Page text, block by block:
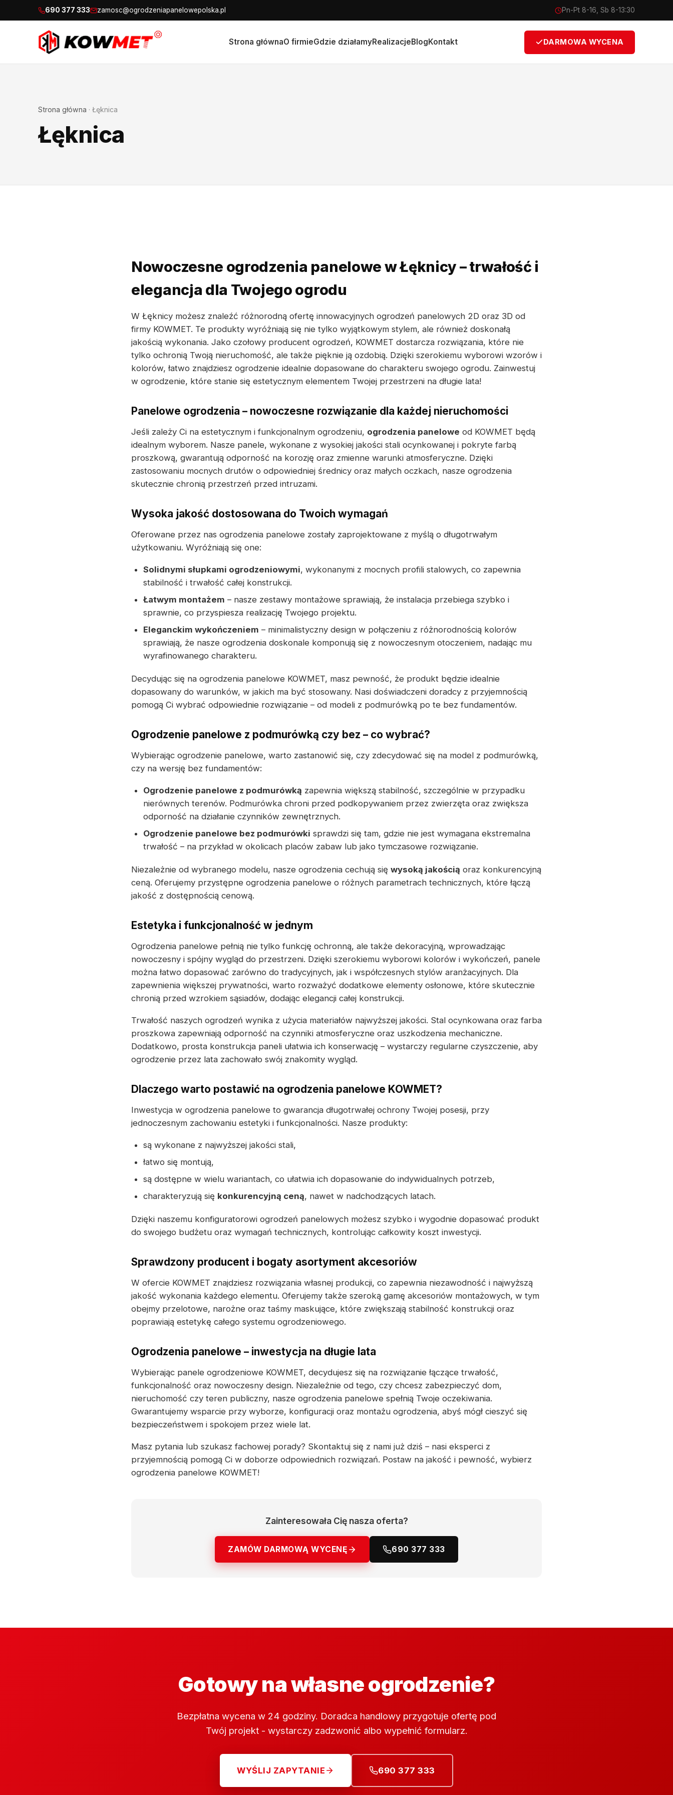
690 377 333 zamosc@ogrodzeniapanelowepolska.pl Pn-Pt 8-16, Sb 8-13:30
Strona głównaO firmieGdzie działamyRealizacjeBlogKontakt DARMOWA WYCENA
Strona główna · Łęknica
Łęknica
Nowoczesne ogrodzenia panelowe w Łęknicy – trwałość i
elegancja dla Twojego ogrodu
W Łęknicy możesz znaleźć różnorodną ofertę innowacyjnych ogrodzeń panelowych 2D oraz 3D od
firmy KOWMET. Te produkty wyróżniają się nie tylko wyjątkowym stylem, ale również doskonałą
jakością wykonania. Jako czołowy producent ogrodzeń, KOWMET dostarcza rozwiązania, które nie
tylko ochronią Twoją nieruchomość, ale także pięknie ją ozdobią. Dzięki szerokiemu wyborowi wzorów i
kolorów, łatwo znajdziesz ogrodzenie idealnie dopasowane do charakteru swojego ogrodu. Zainwestuj
w ogrodzenie, które stanie się estetycznym elementem Twojej przestrzeni na długie lata!
Panelowe ogrodzenia – nowoczesne rozwiązanie dla każdej nieruchomości
Jeśli zależy Ci na estetycznym i funkcjonalnym ogrodzeniu, ogrodzenia panelowe od KOWMET będą
idealnym wyborem. Nasze panele, wykonane z wysokiej jakości stali ocynkowanej i pokryte farbą
proszkową, gwarantują odporność na korozję oraz zmienne warunki atmosferyczne. Dzięki
zastosowaniu mocnych drutów o odpowiedniej średnicy oraz małych oczkach, nasze ogrodzenia
skutecznie chronią przestrzeń przed intruzami.
Wysoka jakość dostosowana do Twoich wymagań
Oferowane przez nas ogrodzenia panelowe zostały zaprojektowane z myślą o długotrwałym
użytkowaniu. Wyróżniają się one:
Solidnymi słupkami ogrodzeniowymi, wykonanymi z mocnych profili stalowych, co zapewnia
stabilność i trwałość całej konstrukcji.
Łatwym montażem – nasze zestawy montażowe sprawiają, że instalacja przebiega szybko i
sprawnie, co przyspiesza realizację Twojego projektu.
Eleganckim wykończeniem – minimalistyczny design w połączeniu z różnorodnością kolorów
sprawiają, że nasze ogrodzenia doskonale komponują się z nowoczesnym otoczeniem, nadając mu
wyrafinowanego charakteru.
Decydując się na ogrodzenia panelowe KOWMET, masz pewność, że produkt będzie idealnie
dopasowany do warunków, w jakich ma być stosowany. Nasi doświadczeni doradcy z przyjemnością
pomogą Ci wybrać odpowiednie rozwiązanie – od modeli z podmurówką po te bez fundamentów.
Ogrodzenie panelowe z podmurówką czy bez – co wybrać?
Wybierając ogrodzenie panelowe, warto zastanowić się, czy zdecydować się na model z podmurówką,
czy na wersję bez fundamentów:
Ogrodzenie panelowe z podmurówką zapewnia większą stabilność, szczególnie w przypadku
nierównych terenów. Podmurówka chroni przed podkopywaniem przez zwierzęta oraz zwiększa
odporność na działanie czynników zewnętrznych.
Ogrodzenie panelowe bez podmurówki sprawdzi się tam, gdzie nie jest wymagana ekstremalna
trwałość – na przykład w okolicach placów zabaw lub jako tymczasowe rozwiązanie.
Niezależnie od wybranego modelu, nasze ogrodzenia cechują się wysoką jakością oraz konkurencyjną
ceną. Oferujemy przystępne ogrodzenia panelowe o różnych parametrach technicznych, które łączą
jakość z dostępnością cenową.
Estetyka i funkcjonalność w jednym
Ogrodzenia panelowe pełnią nie tylko funkcję ochronną, ale także dekoracyjną, wprowadzając
nowoczesny i spójny wygląd do przestrzeni. Dzięki szerokiemu wyborowi kolorów i wykończeń, panele
można łatwo dopasować zarówno do tradycyjnych, jak i współczesnych stylów aranżacyjnych. Dla
zapewnienia większej prywatności, warto rozważyć dodatkowe elementy osłonowe, które skutecznie
chronią przed wzrokiem sąsiadów, dodając elegancji całej konstrukcji.
Trwałość naszych ogrodzeń wynika z użycia materiałów najwyższej jakości. Stal ocynkowana oraz farba
proszkowa zapewniają odporność na czynniki atmosferyczne oraz uszkodzenia mechaniczne.
Dodatkowo, prosta konstrukcja paneli ułatwia ich konserwację – wystarczy regularne czyszczenie, aby
ogrodzenie przez lata zachowało swój znakomity wygląd.
Dlaczego warto postawić na ogrodzenia panelowe KOWMET?
Inwestycja w ogrodzenia panelowe to gwarancja długotrwałej ochrony Twojej posesji, przy
jednoczesnym zachowaniu estetyki i funkcjonalności. Nasze produkty:
są wykonane z najwyższej jakości stali,
łatwo się montują,
są dostępne w wielu wariantach, co ułatwia ich dopasowanie do indywidualnych potrzeb,
charakteryzują się konkurencyjną ceną, nawet w nadchodzących latach.
Dzięki naszemu konfiguratorowi ogrodzeń panelowych możesz szybko i wygodnie dopasować produkt
do swojego budżetu oraz wymagań technicznych, kontrolując całkowity koszt inwestycji.
Sprawdzony producent i bogaty asortyment akcesoriów
W ofercie KOWMET znajdziesz rozwiązania własnej produkcji, co zapewnia niezawodność i najwyższą
jakość wykonania każdego elementu. Oferujemy także szeroką gamę akcesoriów montażowych, w tym
obejmy przelotowe, narożne oraz taśmy maskujące, które zwiększają stabilność konstrukcji oraz
poprawiają estetykę całego systemu ogrodzeniowego.
Ogrodzenia panelowe – inwestycja na długie lata
Wybierając panele ogrodzeniowe KOWMET, decydujesz się na rozwiązanie łączące trwałość,
funkcjonalność oraz nowoczesny design. Niezależnie od tego, czy chcesz zabezpieczyć dom,
nieruchomość czy teren publiczny, nasze ogrodzenia panelowe spełnią Twoje oczekiwania.
Gwarantujemy wsparcie przy wyborze, konfiguracji oraz montażu ogrodzenia, abyś mógł cieszyć się
bezpieczeństwem i spokojem przez wiele lat.
Masz pytania lub szukasz fachowej porady? Skontaktuj się z nami już dziś – nasi eksperci z
przyjemnością pomogą Ci w doborze odpowiednich rozwiązań. Postaw na jakość i pewność, wybierz
ogrodzenia panelowe KOWMET!
Zainteresowała Cię nasza oferta?
ZAMÓW DARMOWĄ WYCENĘ 690 377 333
Gotowy na własne ogrodzenie?
Bezpłatna wycena w 24 godziny. Doradca handlowy przygotuje ofertę pod
Twój projekt - wystarczy zadzwonić albo wypełnić formularz.
WYŚLIJ ZAPYTANIE 690 377 333